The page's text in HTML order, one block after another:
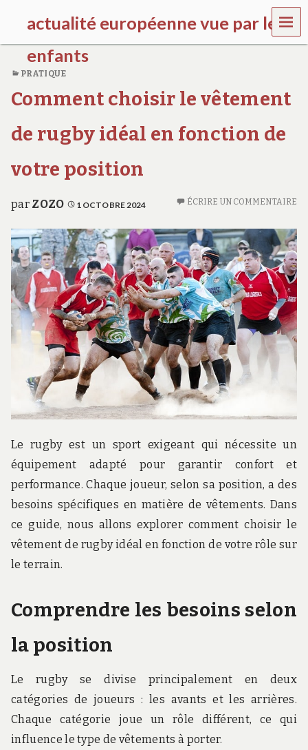
actualité européenne vue par les
enfants
i
d
g
l
r
.
f
r
MEN
U
PRATIQUE
Comment choisir le vêtement
de rugby idéal en fonction de
votre position
par ZOZO 1 OCTOBRE 2024 ÉCRIRE UN COMMENTAIRE
Le rugby est un sport exigeant qui nécessite un
équipement adapté pour garantir confort et
performance. Chaque joueur, selon sa position, a des
besoins spécifiques en matière de vêtements. Dans
ce guide, nous allons explorer comment choisir le
vêtement de rugby idéal en fonction de votre rôle sur
le terrain.
Comprendre les besoins selon
la position
Le rugby se divise principalement en deux
catégories de joueurs : les avants et les arrières.
Chaque catégorie joue un rôle différent, ce qui
influence le type de vêtements à porter.